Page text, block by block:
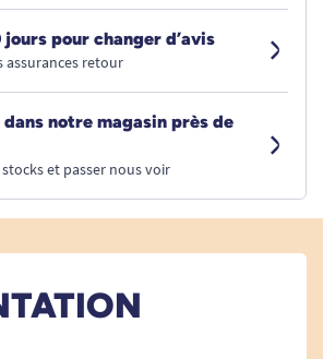
jours pour changer d’avis
assurances retour
notre magasin près de
et passer nous voir